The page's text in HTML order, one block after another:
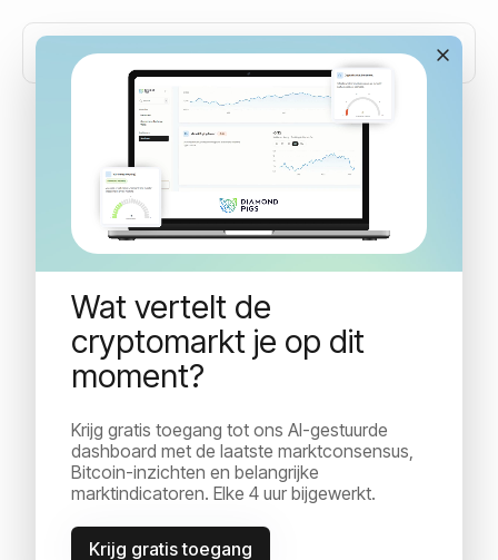
Wat vertelt de
cryptomarkt je op dit
moment?
Krijg gratis toegang tot ons AI-gestuurde
dashboard met de laatste marktconsensus,
Bitcoin-inzichten en belangrijke
marktindicatoren. Elke 4 uur bijgewerkt.
Krijg gratis toegang
Netflow: wat instroom en
uitstroom op exchanges
zeggen
Ontdek wat netflow is en hoe crypto-instromen en -
uitstromen op exchanges inzicht geven in
Irina Kuncheva
Customer Success